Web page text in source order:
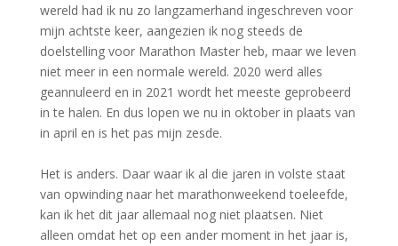
wereld had ik nu zo langzamerhand ingeschreven voor
mijn achtste keer, aangezien ik nog steeds de
doelstelling voor Marathon Master heb, maar we leven
niet meer in een normale wereld. 2020 werd alles
geannuleerd en in 2021 wordt het meeste geprobeerd
in te halen. En dus lopen we nu in oktober in plaats van
in april en is het pas mijn zesde.
Het is anders. Daar waar ik al die jaren in volste staat
van opwinding naar het marathonweekend toeleefde,
kan ik het dit jaar allemaal nog niet plaatsen. Niet
alleen omdat het op een ander moment in het jaar is,